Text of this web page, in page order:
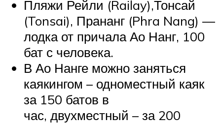
Пляжи Рейли (Railay),Тонсай
(Tonsai), Прананг (Phra Nang) —
лодка от причала Ао Нанг, 100
бат с человека.
В Ао Нанге можно заняться
каякингом – одноместный каяк
за 150 батов в
час, двухместный – за 200